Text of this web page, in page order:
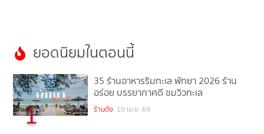
ยอดนิยมในตอนนี้
1
35 ร้านอาหารริมทะเล พัทยา 2026 ร้าน
อร่อย บรรยากาศดี ชมวิวทะเล
ร้านดัง 10 เม.ย. 69